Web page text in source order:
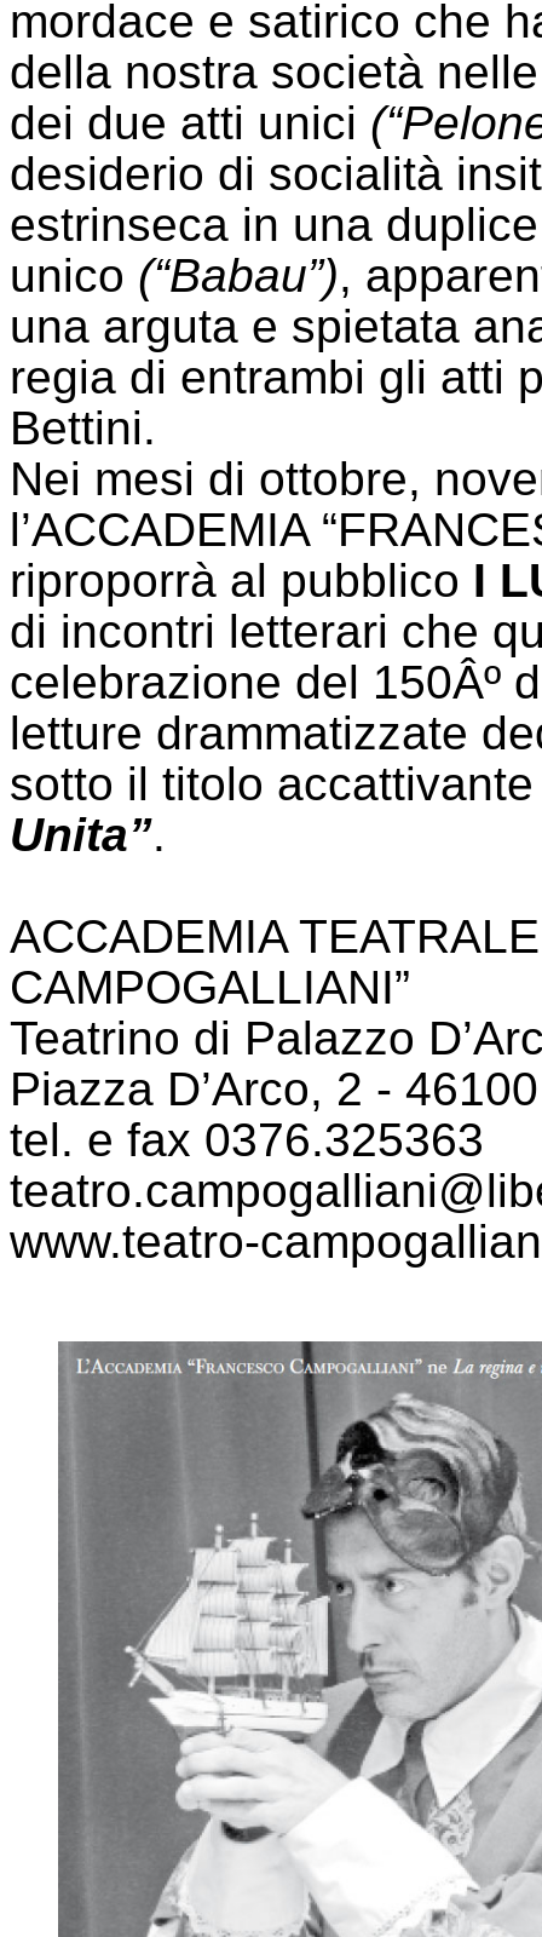
mordace e satirico che
della nostra società
dei due atti unici
desiderio di socialità
estrinseca in una
unico (“Babau”),
una arguta e spietata
regia di entrambi gli atti
Bettini.
Nei mesi di ottobre,
l’ACCADEMIA
riproporrà al pubblico I
di incontri letterari che
celebrazione del 150Âº
letture drammatizzate
sotto il titolo
Unita”.
ACCADEMIA
CAMPOGALLIANI”
Teatrino di Palazzo
Piazza D’Arco, 2 -
tel. e fax 0376.325363
www.teatro-